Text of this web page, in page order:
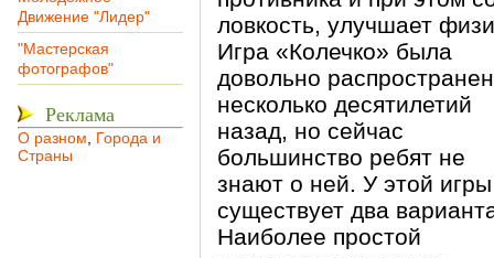
Движение "Лидер"
"Мастерская
фотографов"
Реклама
О разном
Города и
Страны
ловкость, улучшает
Игра «Колечко» была
довольно
несколько десятилетий
назад, но сейчас
большинство ребят не
знают о ней. У этой игры
существует два
Наиболее простой